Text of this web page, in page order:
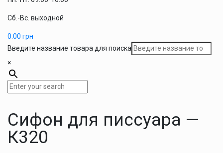
Сб.-Вс. выходной
0.00 грн
Введите название товара для поиска
×
Сифон для писсуара —
К320